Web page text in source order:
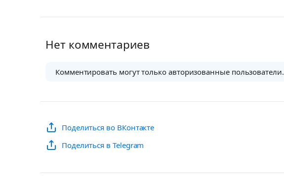
Нет комментариев
Комментировать могут только авторизованные пользователи.
Поделиться во ВКонтакте
Поделиться в Telegram